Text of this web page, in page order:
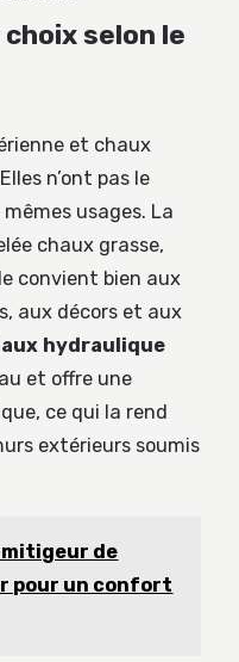
selon le
et chaux
n’ont pas le
usages. La
chaux grasse,
convient bien aux
aux décors et aux
hydraulique
et offre une
ce qui la rend
extérieurs soumis
de
pour un confort